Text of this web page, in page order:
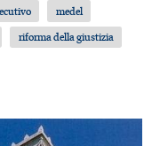
medel
riforma della giustizia